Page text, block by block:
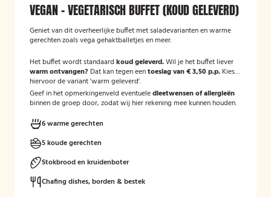
VEGAN - VEGETARISCH BUFFET (KOUD GELEVERD)
Geniet van dit overheerlijke buffet met saladevarianten en warme
gerechten zoals vega gehaktballetjes en meer.
Het buffet wordt standaard koud geleverd.Wil je het buffet liever
warm ontvangen? Dat kan tegen eentoeslag van € 3,50 p.p. Kies
hiervoor de variant 'warm geleverd'.
Geef in het opmerkingenveld eventueledieetwensen of allergieën
binnen de groep door, zodat wij hier rekening mee kunnen houden.
6 warme gerechten
5 koude gerechten
Stokbrood en kruidenboter
Chafing dishes, borden & bestek